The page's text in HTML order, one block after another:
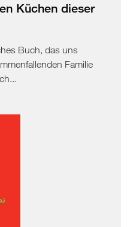
Küchen dieser
Buch, das uns
Familie